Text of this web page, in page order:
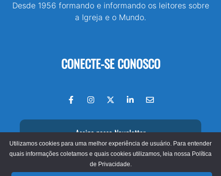
Desde 1956 formando e informando os leitores sobre
a Igreja e o Mundo.
CONECTE-SE CONOSCO
Assine nossa Newsletter
© 2026 - Jornal O São Paulo
Utilizamos cookies para uma melhor experiência de usuário. Para entender
quais informações coletamos e quais cookies utilizamos, leia nossa Política
de Privacidade.